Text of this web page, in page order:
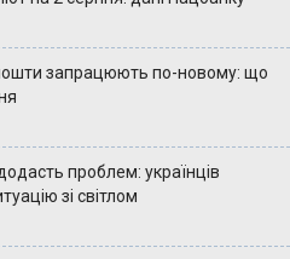
запрацюють по-новому: що
проблем: українців
зі світлом